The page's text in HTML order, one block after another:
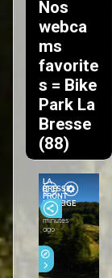
Nos
webca
ms
favorite
s = Bike
Park La
Bresse
(88)